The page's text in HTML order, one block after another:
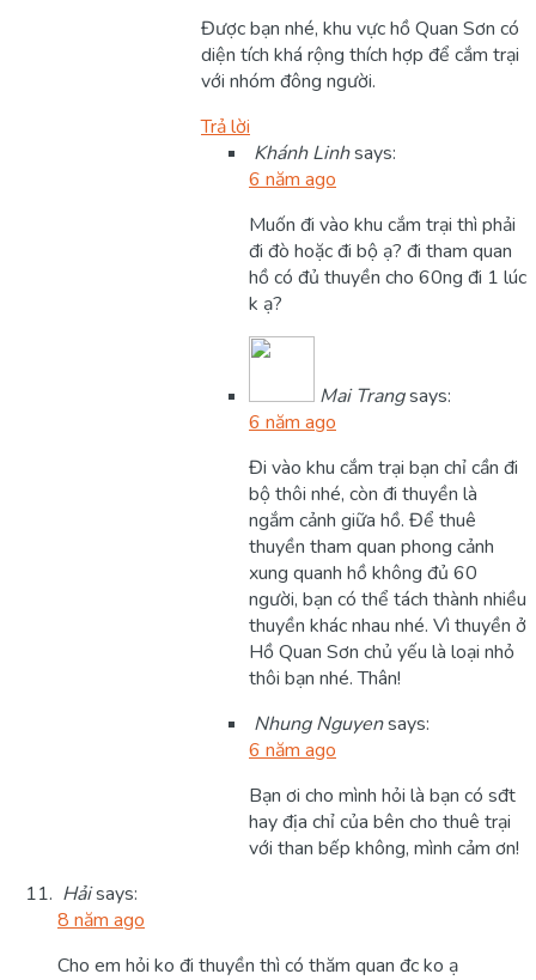
Được bạn nhé, khu vực hồ Quan Sơn có
diện tích khá rộng thích hợp để cắm trại
với nhóm đông người.
Trả lời
Khánh Linhsays:
6 năm ago
Muốn đi vào khu cắm trại thì phải
đi đò hoặc đi bộ ạ? đi tham quan
hồ có đủ thuyền cho 60ng đi 1 lúc
k ạ?
Mai Trangsays:
6 năm ago
Đi vào khu cắm trại bạn chỉ cần đi
bộ thôi nhé, còn đi thuyền là
ngắm cảnh giữa hồ. Để thuê
thuyền tham quan phong cảnh
xung quanh hồ không đủ 60
người, bạn có thể tách thành nhiều
thuyền khác nhau nhé. Vì thuyền ở
Hồ Quan Sơn chủ yếu là loại nhỏ
thôi bạn nhé. Thân!
Nhung Nguyensays:
6 năm ago
Bạn ơi cho mình hỏi là bạn có sđt
hay địa chỉ của bên cho thuê trại
với than bếp không, mình cảm ơn!
Hảisays:
8 năm ago
Cho em hỏi ko đi thuyền thì có thăm quan đc ko ạ